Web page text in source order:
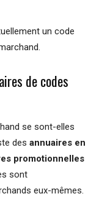
un code
de codes
se sont-elles
des annuaires en
promotionnelles
sont
eux-mêmes.